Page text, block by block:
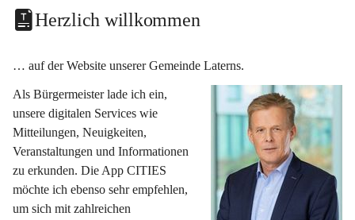
Herzlich willkommen
… auf der Website unserer Gemeinde Laterns.
Als Bürgermeister lade ich ein,
unsere digitalen Services wie
Mitteilungen, Neuigkeiten,
Veranstaltungen und Informationen
zu erkunden. Die App CITIES
möchte ich ebenso sehr empfehlen,
um sich mit zahlreichen